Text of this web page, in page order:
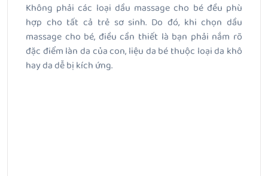
Không phải các loại dầu massage cho bé đều phù
hợp cho tất cả trẻ sơ sinh. Do đó, khi chọn dầu
massage cho bé, điều cần thiết là bạn phải nắm rõ
đặc điểm làn da của con, liệu da bé thuộc loại da khô
hay da dễ bị kích ứng.